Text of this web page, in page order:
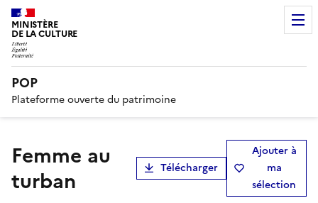
MINISTÈRE
DE LA CULTURE
POP
Plateforme ouverte du patrimoine
Femme au
turban
Télécharger
Ajouter à
ma
sélection